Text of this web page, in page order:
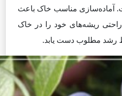
آماده‌سازی مناسب خاک باعث
ریشه‌های خود را در خاک
رشد مطلوب دست یابد.